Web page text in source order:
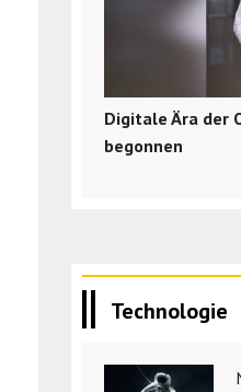
Digitale Ära der
begonnen
Technologie